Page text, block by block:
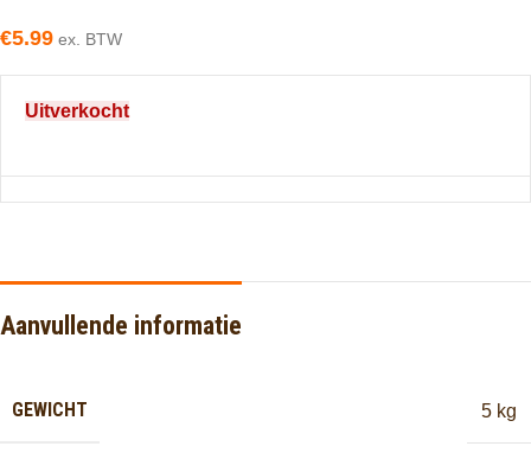
€5.99 ex. BTW
Uitverkocht
Aanvullende informatie
GEWICHT 5 kg